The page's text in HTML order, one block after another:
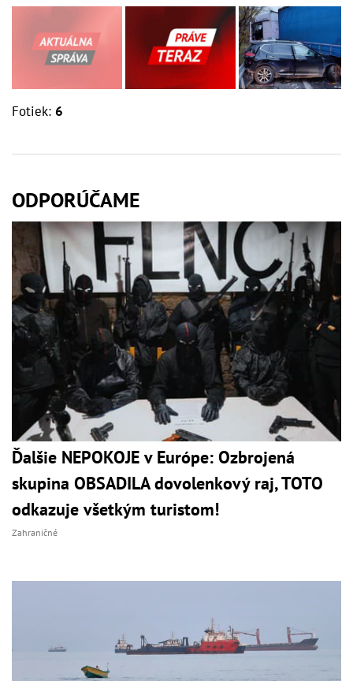
Fotiek: 6
ODPORÚČAME
Ďalšie NEPOKOJE v Európe: Ozbrojená
skupina OBSADILA dovolenkový raj, TOTO
odkazuje všetkým turistom!
Zahraničné